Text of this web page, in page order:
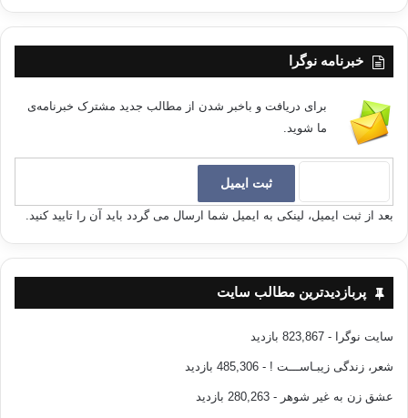
خبرنامه نوگرا
برای دریافت و باخبر شدن از مطالب جدید مشترک خبرنامه‌ی
ما شوید.
بعد از ثبت ایمیل، لینکی به ایمیل شما ارسال می گردد باید آن را تایید کنید.
پربازدیدترین مطالب سایت
سایت نوگرا - 823,867 بازدید
شعر، زندگی زیبـاســـت ! - 485,306 بازدید
عشق زن به غیر شوهر - 280,263 بازدید